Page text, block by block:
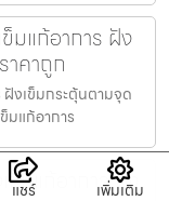
มแก้อาการ ฝัง
าคาถูก
ฝังเข็มกระตุ้นตามจุด
มแก้อาการ
ข็มแก้อาการ ฝัง
แชร์ เพิ่มเติม